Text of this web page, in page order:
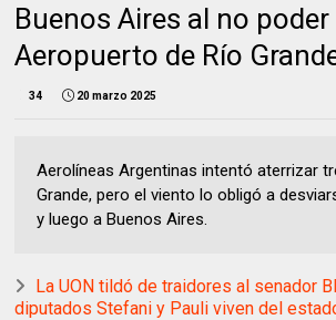
Buenos Aires al no
Aeropuerto de Río
34 20 marzo 2025
Aerolíneas Argentinas intentó aterrizar
Grande, pero el viento lo obligó a
y luego a Buenos Aires.
La UON tildó de traidores al senador
diputados Stefani y Pauli viven del